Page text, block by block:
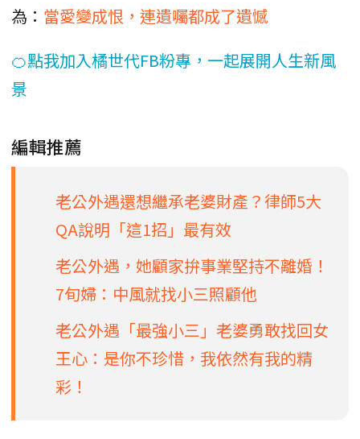
為： 當愛變成恨，連遺囑都成了遺憾
🍊點我加入橘世代FB粉專，一起展開人生新風
景
編輯推薦
老公外遇還想繼承老婆財產？律師5大
QA說明「這1招」最有效
老公外遇，她顧家拚事業堅持不離婚！
7旬婦：中風就找小三照顧他
老公外遇「最強小三」老婆勇敢找回女
王心：是你不珍惜，我依然有我的精
彩！